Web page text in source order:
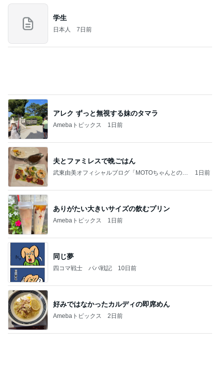
学生
日本人 7日前
アレク ずっと無視する妹のタマラ
Amebaトピックス 1日前
夫とファミレスで晩ごはん
武東由美オフィシャルブログ「MOTOちゃんとのは
1日前
ありがたい大きいサイズの飲むプリン
Amebaトピックス 1日前
同じ夢
四コマ戦士 パパ戦記 10日前
好みではなかったカルディの即席めん
Amebaトピックス 2日前